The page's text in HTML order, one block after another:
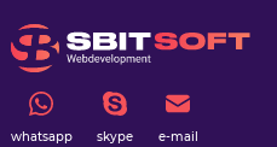
whatsapp skype e-mail